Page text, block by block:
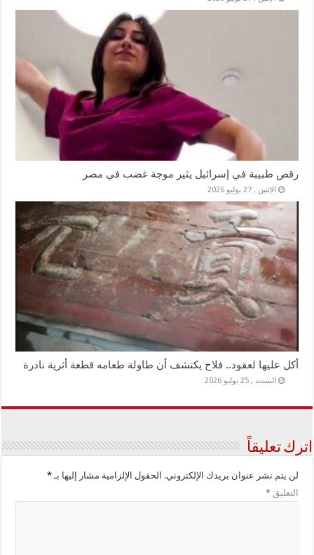
رقص طبيبة في إسرائيل يثير موجة غضب في مصر
الإثنين , 27 يوليو 2026
أكل عليها لعقود.. فلاح يكتشف أن طاولة طعامه قطعة أثرية نادرة
السبت , 25 يوليو 2026
اترك تعليقاً
لن يتم نشر عنوان بريدك الإلكتروني. الحقول الإلزامية مشار إليها بـ*
التعليق*